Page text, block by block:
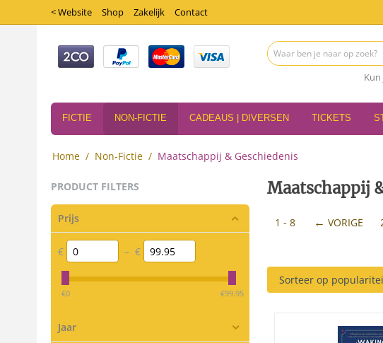
< Website Shop Zakelijk Contact
FICTIE NON-FICTIE CADEAUS | DIVERSEN TICKETS
Home / Non-Fictie / Maatschappij & Geschiedenis
PRODUCT FILTERS
Prijs
€ – €
‎€0 ‎€99.95
Jaar
Maatschappij
1 - 8 VORIGE
Sorteer op